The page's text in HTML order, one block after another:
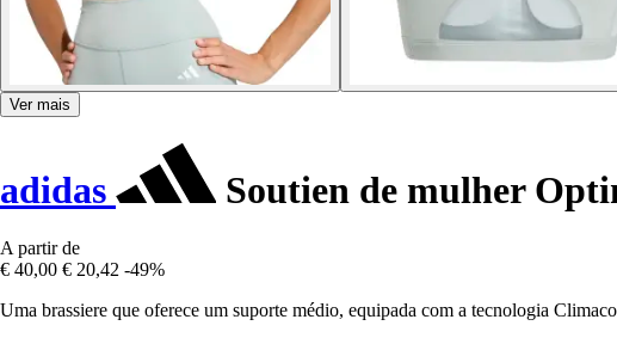
Ver mais
adidas Soutien de mulher
A partir de
€ 40,00 € 20,42 -49%
Uma brassiere que oferece um suporte médio, equipada com a tecnologia